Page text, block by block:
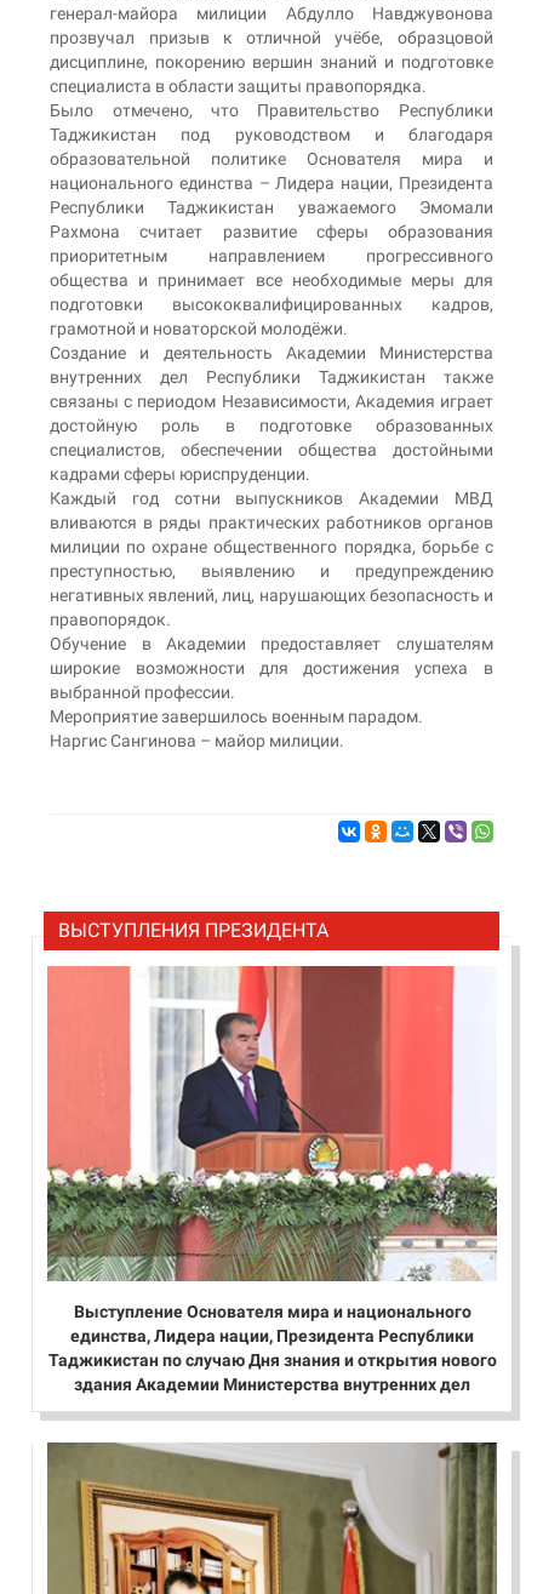
генерал-майора милиции Абдулло Навджувонова
прозвучал призыв к отличной учёбе, образцовой
дисциплине, покорению вершин знаний и подготовке
специалиста в области защиты правопорядка.
Было отмечено, что Правительство Республики
Таджикистан под руководством и благодаря
образовательной политике Основателя мира и
национального единства – Лидера нации, Президента
Республики Таджикистан уважаемого Эмомали
Рахмона считает развитие сферы образования
приоритетным направлением прогрессивного
общества и принимает все необходимые меры для
подготовки высококвалифицированных кадров,
грамотной и новаторской молодёжи.
Создание и деятельность Академии Министерства
внутренних дел Республики Таджикистан также
связаны с периодом Независимости, Академия играет
достойную роль в подготовке образованных
специалистов, обеспечении общества достойными
кадрами сферы юриспруденции.
Каждый год сотни выпускников Академии МВД
вливаются в ряды практических работников органов
милиции по охране общественного порядка, борьбе с
преступностью, выявлению и предупреждению
негативных явлений, лиц, нарушающих безопасность и
правопорядок.
Обучение в Академии предоставляет слушателям
широкие возможности для достижения успеха в
выбранной профессии.
Мероприятие завершилось военным парадом.
Наргис Сангинова – майор милиции.
ВЫСТУПЛЕНИЯ ПРЕЗИДЕНТА
Выступление Основателя мира и национального
единства, Лидера нации, Президента Республики
Таджикистан по случаю Дня знания и открытия нового
здания Академии Министерства внутренних дел